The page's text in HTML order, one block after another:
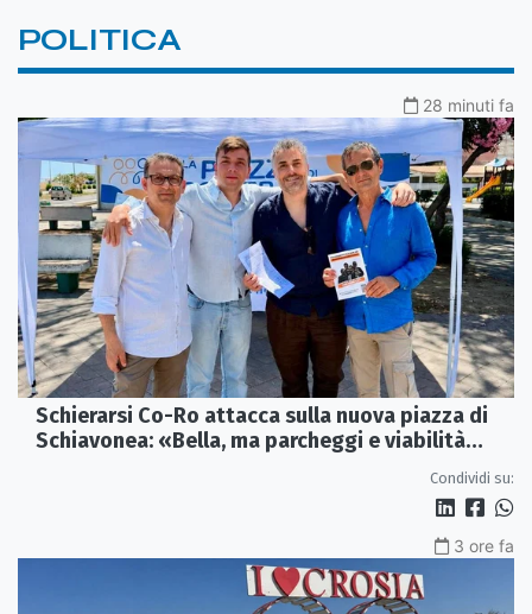
POLITICA
28 minuti fa
Schierarsi Co-Ro attacca sulla nuova piazza di
Schiavonea: «Bella, ma parcheggi e viabilità
Condividi su:
3 ore fa